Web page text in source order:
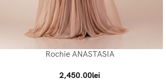
SELECT OPTIONSRochie ANASTASIA
2,450.00lei